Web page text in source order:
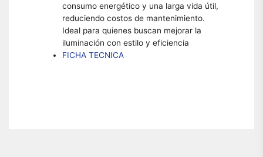
consumo energético y una larga vida útil,
reduciendo costos de mantenimiento.
Ideal para quienes buscan mejorar la
iluminación con estilo y eficiencia
FICHA TECNICA